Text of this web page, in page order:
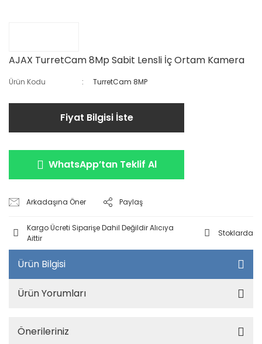
AJAX TurretCam 8Mp Sabit Lensli İç Ortam Kamera
Ürün Kodu TurretCam 8MP
Fiyat Bilgisi İste
WhatsApp’tan Teklif Al
Arkadaşına Öner Paylaş
Kargo Ücreti Siparişe Dahil Değildir Alıcıya
Aittir
Stoklarda
Ürün Bilgisi
Ürün Yorumları
Önerileriniz